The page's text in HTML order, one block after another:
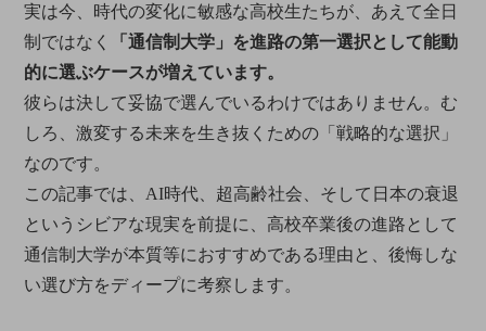
実は今、時代の変化に敏感な高校生たちが、あえて全日
制ではなく
「通信制大学」を進路の第一選択として能動
的に選ぶケースが増えています。
彼らは決して妥協で選んでいるわけではありません。む
しろ、激変する未来を生き抜くための「戦略的な選択」
なのです。
この記事では、AI時代、超高齢社会、そして日本の衰退
というシビアな現実を前提に、高校卒業後の進路として
通信制大学が本質等におすすめである理由と、後悔しな
い選び方をディープに考察します。